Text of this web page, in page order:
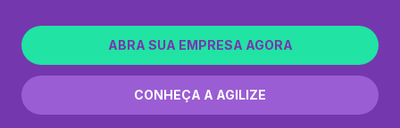
ABRA SUA EMPRESA AGORA
CONHEÇA A AGILIZE